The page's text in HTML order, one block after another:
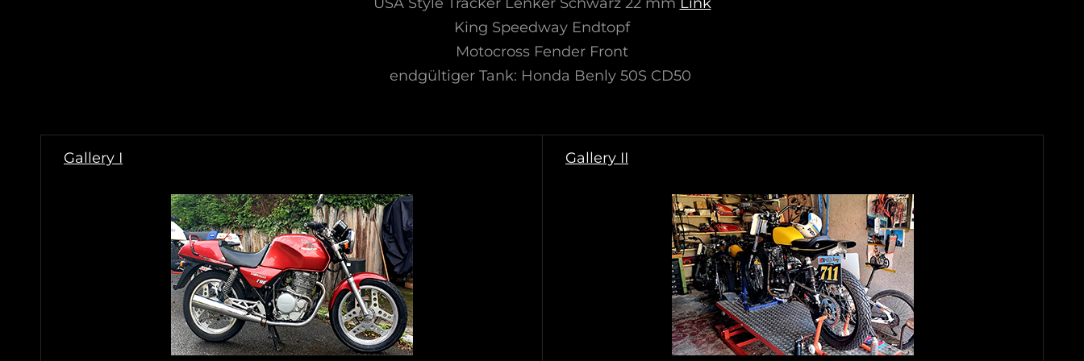
King Speedway Endtopf
Motocross Fender Front
endgültiger Tank: Honda Benly 50S CD50
Gallery I Gallery II